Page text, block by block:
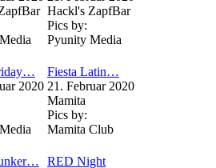
Hackl's ZapfBar
Pics by:
Pyunity Media
2020
Fiesta Latin…
21. Februar 2020
Mamita
Pics by:
Mamita Club
RED Night